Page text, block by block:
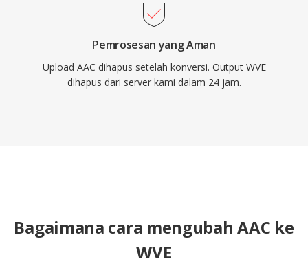
Pemrosesan yang Aman
Upload AAC dihapus setelah konversi. Output WVE
dihapus dari server kami dalam 24 jam.
Bagaimana cara mengubah AAC ke
WVE